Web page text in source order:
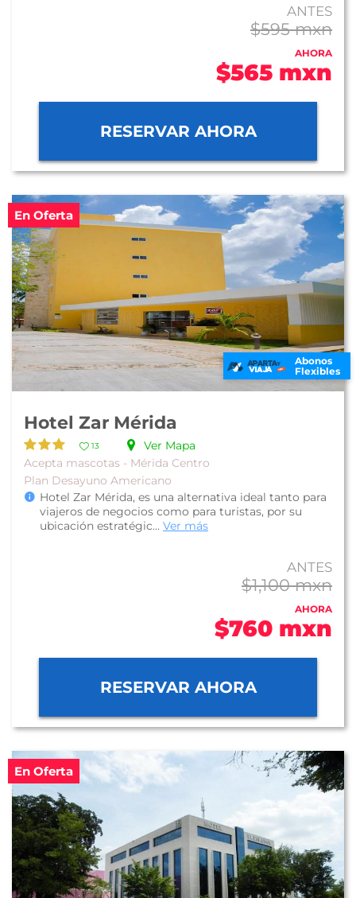
ANTES
$595 mxn
AHORA
$565 mxn
RESERVAR AHORA
En Oferta
Abonos
Flexibles
Hotel Zar Mérida
13
Ver Mapa
Acepta mascotas - Mérida Centro
Plan Desayuno Americano
Hotel Zar Mérida, es una alternativa ideal tanto para
viajeros de negocios como para turistas, por su
ubicación estratégic... Ver más
ANTES
$1,100 mxn
AHORA
$760 mxn
RESERVAR AHORA
En Oferta